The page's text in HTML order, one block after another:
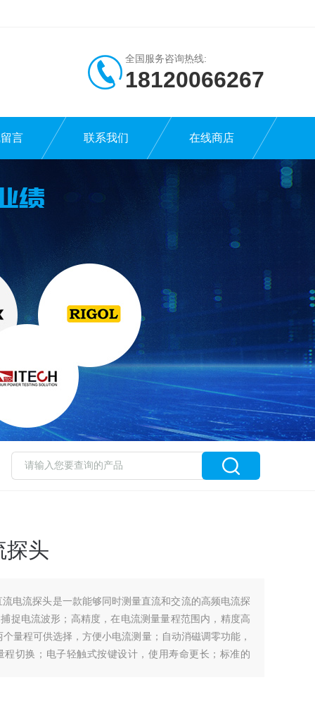
全国服务咨询热线:
18120066267
言 联系我们 在线商店
探头
电流探头是一款能够同时测量直流和交流的高频电流探
捉电流波形；高精度，在电流测量量程范围内，精度高
量程可供选择，方便小电流测量；自动消磁调零功能，
切换；电子轻触式按键设计，使用寿命更长；标准的